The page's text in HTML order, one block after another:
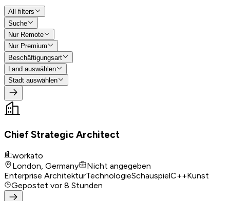
All filters
Suche
Nur Remote
Nur Premium
Beschäftigungsart
Land auswählen
Stadt auswählen
Chief Strategic Architect
workato
London, Germany
Nicht angegeben
Enterprise ArchitekturTechnologieSchauspielC++Kunst
Gepostet vor 8 Stunden